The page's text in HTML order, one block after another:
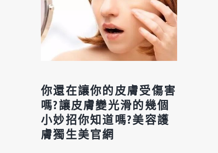
你還在讓你的皮膚受傷害
嗎?讓皮膚變光滑的幾個
小妙招你知道嗎?美容護
膚獨生美官網